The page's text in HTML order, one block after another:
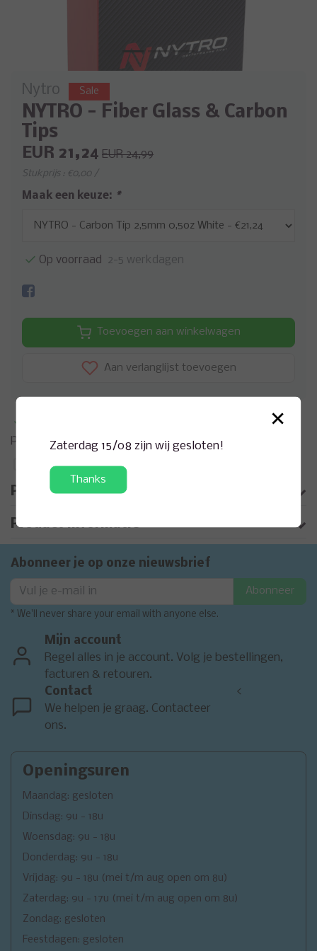
Nytro Sale
NYTRO - Fiber Glass & Carbon
Tips
EUR 21,24 EUR 24,99
Stukprijs : €0,00 /
Maak een keuze: *
Op voorraad 2-5 werkdagen
Toevoegen aan winkelwagen
Aan verlanglijst toevoegen
Neem contact op over dit
product
Toevoegen aan vergelijking
Productomschrijving
Product informatie
Abonneer je op onze nieuwsbrief
Abonneer
* We'll never share your email with anyone else.
Mijn account
Regel alles in je account. Volg je bestellingen,
facturen & retouren.
Contact
We helpen je graag. Contacteer
ons.
<
Openingsuren
Maandag: gesloten
Dinsdag: 9u - 18u
Woensdag: 9u - 18u
Donderdag: 9u - 18u
Vrijdag: 9u - 18u (mei t/m aug open om 8u)
Zaterdag: 9u - 17u (mei t/m aug open om 8u)
Zondag: gesloten
Feestdagen: gesloten
×
Zaterdag 15/08 zijn wij gesloten!
Thanks